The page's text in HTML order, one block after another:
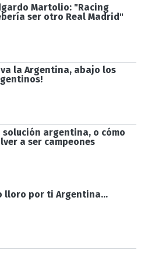
Martolio: "Racing
ser otro Real Madrid"
la Argentina, abajo los
solución argentina, o cómo
a ser campeones
lloro por ti Argentina...